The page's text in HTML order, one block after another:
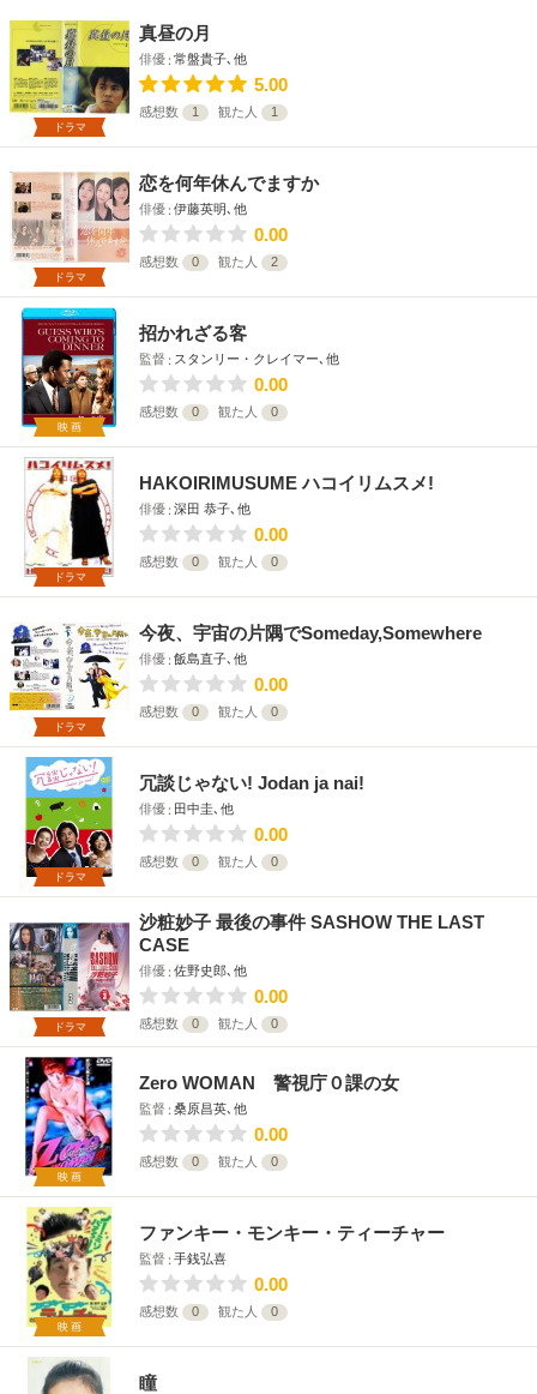
ドラマ
真昼の月
俳優 常盤貴子､他
5.00
感想数 1 観た人 1
ドラマ
恋を何年休んでますか
俳優 伊藤英明､他
0.00
感想数 0 観た人 2
映画
招かれざる客
監督 スタンリー・クレイマー､他
0.00
感想数 0 観た人 0
ドラマ
HAKOIRIMUSUME ハコイリムスメ!
俳優 深田 恭子､他
0.00
感想数 0 観た人 0
ドラマ
今夜、宇宙の片隅でSomeday,Somewhere
俳優 飯島直子､他
0.00
感想数 0 観た人 0
ドラマ
冗談じゃない! Jodan ja nai!
俳優 田中圭､他
0.00
感想数 0 観た人 0
ドラマ
沙粧妙子 最後の事件 SASHOW THE LAST
CASE
俳優 佐野史郎､他
0.00
感想数 0 観た人 0
映画
Zero WOMAN 警視庁０課の女
監督 桑原昌英､他
0.00
感想数 0 観た人 0
映画
ファンキー・モンキー・ティーチャー
監督 手銭弘喜
0.00
感想数 0 観た人 0
瞳